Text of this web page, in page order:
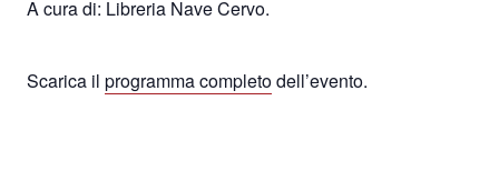
A cura di: Libreria Nave Cervo.
Scarica il programma completodell’evento.